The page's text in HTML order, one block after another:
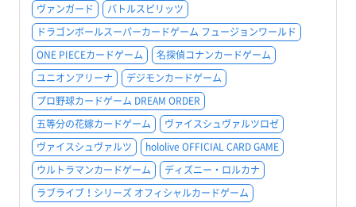
ヴァンガード
バトルスピリッツ
ドラゴンボールスーパーカードゲーム フュージョンワールド
ONE PIECEカードゲーム
名探偵コナンカードゲーム
ユニオンアリーナ
デジモンカードゲーム
プロ野球カードゲーム DREAM ORDER
五等分の花嫁カードゲーム
ヴァイスシュヴァルツロゼ
ヴァイスシュヴァルツ
hololive OFFICIAL CARD GAME
ウルトラマンカードゲーム
ディズニー・ロルカナ
ラブライブ！シリーズ オフィシャルカードゲーム